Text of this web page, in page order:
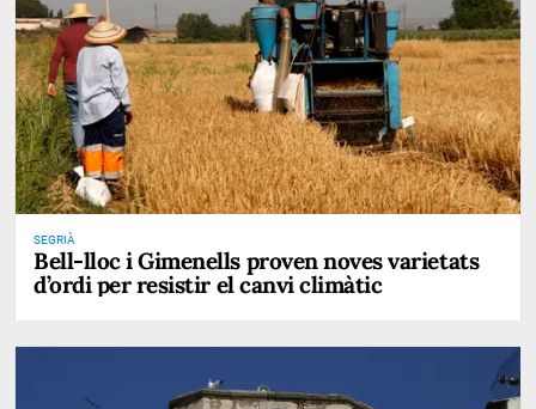
SEGRIÀ
Bell-lloc i Gimenells proven noves varietats
d’ordi per resistir el canvi climàtic